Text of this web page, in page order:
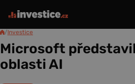
/Investice
Microsoft
oblasti AI